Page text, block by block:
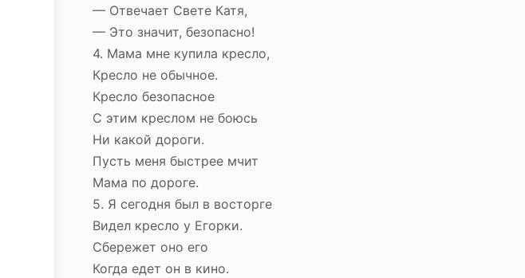
— Отвечает Свете Катя,
— Это значит, безопасно!
4. Мама мне купила кресло,
Кресло не обычное.
Кресло безопасное
С этим креслом не боюсь
Ни какой дороги.
Пусть меня быстрее мчит
Мама по дороге.
5. Я сегодня был в восторге
Видел кресло у Егорки.
Сбережет оно его
Когда едет он в кино.